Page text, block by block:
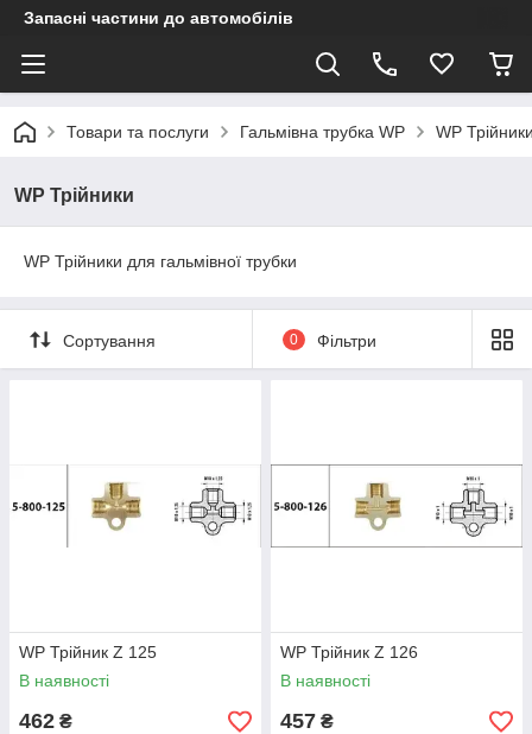
Запасні частини до автомобілів
Товари та послуги Гальмівна трубка WP WP
WP Трійники
WP Трійники для гальмівної трубки
Сортування 0 Фільтри
WP Трійник Z 125
В наявності
462 ₴
WP Трійник Z 126
В наявності
457 ₴